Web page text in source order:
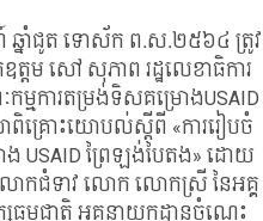
ឆ្នាំជូត ទោស័ក ព.ស.២៥៦៤ ត្រូវ
តម សៅ សុភាព រដ្ឋលេខាធិការ
ម្មការតម្រង់ទិសគម្រោងUSAID
ពិគ្រោះយោបល់ស្តីពី «ការរៀបចំ
ង USAID ព្រៃឡង់បៃតង» ដោយ
ោកជំទាវ លោក លោកស្រី នៃអគ្គ
ធម្មជាតិ អគ្គនាយកដ្ឋានចំណេះ